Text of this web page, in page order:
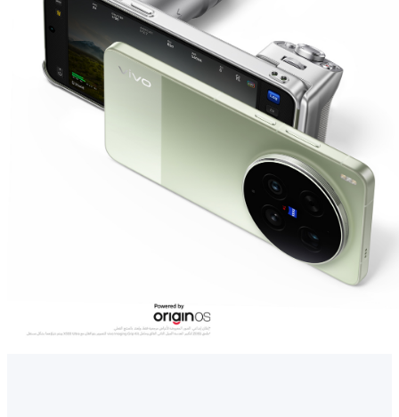
UAE(AR) | حدد البلد/المنطقة